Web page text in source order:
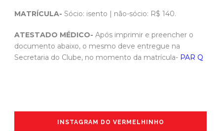
MATRÍCULA- Sócio: isento | não-sócio: R$ 140.
ATESTADO MÉDICO- Após imprimir e preencher o
documento abaixo, o mesmo deve entregue na
Secretaria do Clube, no momento da matrícula- PAR Q
INSTAGRAM DO VERMELHINHO